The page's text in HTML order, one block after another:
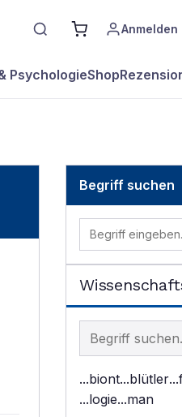
Anmelden
PsychologieShop
Begriff suchen
Begriff im
...biont...blütler
...logie...man